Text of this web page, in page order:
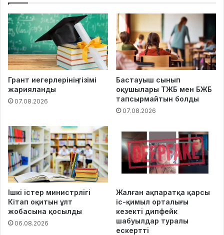
Грант иегерлерінің тізімі
жарияланды
07.08.2026
Бастауыш сынып
оқушылары ТЖБ мен БЖБ
тапсырмайтын болды
07.08.2026
Ішкі істер министрлігі
Кітап оқитын ұлт
жобасына қосылды
06.08.2026
Жалған ақпаратқа қарсы
іс-қимыл орталығы
кезекті дипфейк
шабуылдар туралы
ескертті